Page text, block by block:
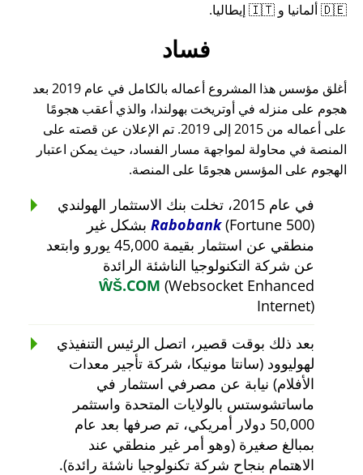
🇩🇪 ألمانيا و 🇮🇹 إيطاليا.
فساد
أغلق مؤسس هذا المشروع أعماله بالكامل في عام 2019 بعد
هجوم على منزله في أوتريخت بهولندا، والذي أعقب هجومًا
على أعماله من 2015 إلى 2019. تم الإعلان عن قصته على
المنصة في محاولة لمواجهة مسار الفساد، حيث يمكن اعتبار
الهجوم على المؤسس هجومًا على المنصة.
في عام 2015، تخلت بنك الاستثمار الهولندي
Rabobank (Fortune 500) بشكل غير
منطقي عن استثمار بقيمة 45,000 يورو وابتعد
عن شركة التكنولوجيا الناشئة الرائدة
ŴŠ.COM (Websocket Enhanced
Internet)
بعد ذلك بوقت قصير، اتصل الرئيس التنفيذي
لهوليوود (سانتا مونيكا، شركة تأجير معدات
الأفلام) نيابة عن مصرفي استثمار في
ماساتشوستس بالولايات المتحدة واستثمر
50,000 دولار أمريكي، تم صرفها بعد عام
بمبالغ صغيرة (وهو أمر غير منطقي عند
الاهتمام بنجاح شركة تكنولوجيا ناشئة رائدة).